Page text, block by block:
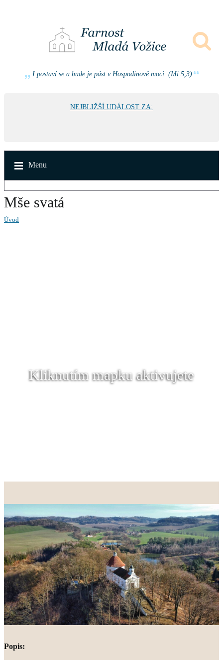
I postaví se a bude je pást v Hospodinově moci. (Mi 5,3)
NEJBLIŽŠÍ UDÁLOST ZA:
Menu
Mše svatá
Úvod
Kliknutím mapku aktivujete
Popis: